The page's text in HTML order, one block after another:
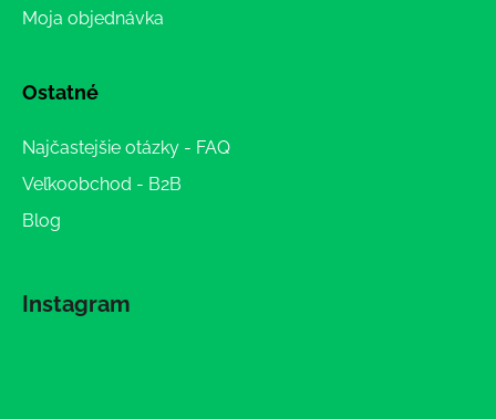
Moja objednávka
Ostatné
Najčastejšie otázky - FAQ
Veľkoobchod - B2B
Blog
Instagram